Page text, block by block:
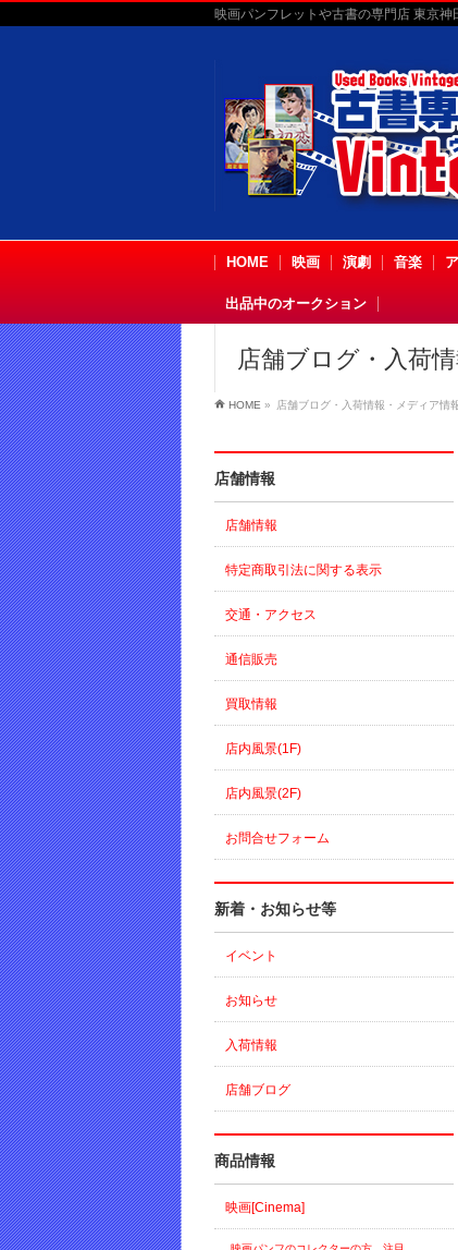
映画パンフレットや古書の専門店 東京
HOME 映画 演劇 音楽
出品中のオークション
店舗ブログ・入荷
HOME » 店舗ブログ・入荷情報・メディア情
店舗情報
店舗情報
特定商取引法に関する表示
交通・アクセス
通信販売
買取情報
店内風景(1F)
店内風景(2F)
お問合せフォーム
新着・お知らせ等
イベント
お知らせ
入荷情報
店舗ブログ
商品情報
映画[Cinema]